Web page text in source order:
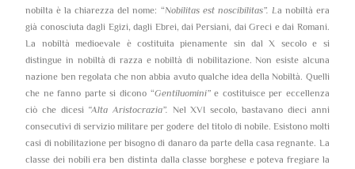
nobilta è la chiarezza del nome: “Nobilitas est noscibilitas”. La nobiltà era
già conosciuta dagli Egizi, dagli Ebrei, dai Persiani, dai Greci e dai Romani.
La nobiltà medioevale è costituita pienamente sin dal X secolo e si
distingue in nobiltà di razza e nobiltà di nobilitazione. Non esiste alcuna
nazione ben regolata che non abbia avuto qualche idea della Nobiltà. Quelli
che ne fanno parte si dicono “Gentiluomini”e costituisce per eccellenza
ciò che dicesi “Alta Aristocrazia”. Nel XVI secolo, bastavano dieci anni
consecutivi di servizio militare per godere del titolo di nobile. Esistono molti
casi di nobilitazione per bisogno di danaro da parte della casa regnante. La
classe dei nobili era ben distinta dalla classe borghese e poteva fregiare la